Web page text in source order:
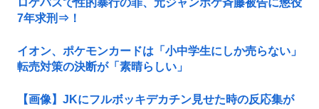
7年求刑⇒！
イオン、ポケモンカードは「小中学生にしか売らない」
転売対策の決断が「素晴らしい」
【画像】JKにフルボッキデカチン見せた時の反応集が